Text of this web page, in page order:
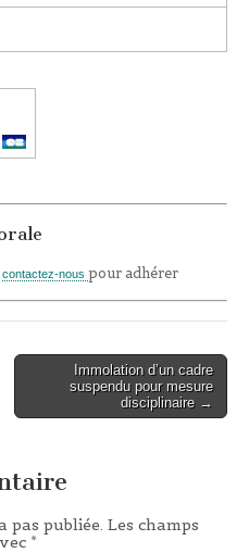
contactez-nous pour adhérer
Immolation d’un cadre
suspendu pour mesure
disciplinaire →
pas publiée. Les champs
*